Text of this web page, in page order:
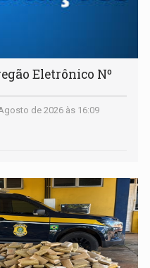
Eletrônico Nº
de 2026 às 16:09